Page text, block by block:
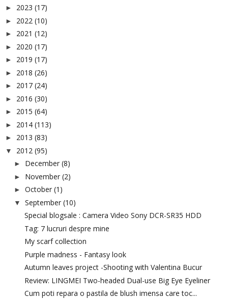
► 2023 (17)
► 2022 (10)
► 2021 (12)
► 2020 (17)
► 2019 (17)
► 2018 (26)
► 2017 (24)
► 2016 (30)
► 2015 (64)
► 2014 (113)
► 2013 (83)
▼ 2012 (95)
► December (8)
► November (2)
► October (1)
▼ September (10)
Special blogsale : Camera Video Sony DCR-SR35 HDD
Tag: 7 lucruri despre mine
My scarf collection
Purple madness - Fantasy look
Autumn leaves project -Shooting with Valentina Bucur
Review: LINGMEI Two-headed Dual-use Big Eye Eyeliner
Cum poti repara o pastila de blush imensa care toc...